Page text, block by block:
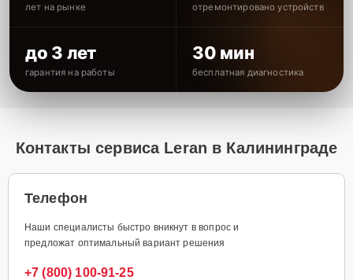
лет на рынке отремонтировано устройств
до 3 лет
гарантия на работы
30 мин
бесплатная диагностика
Контакты сервиса Leran в Калининграде
Телефон
Наши специалисты быстро вникнут в вопрос и
предложат оптимальный вариант решения
+7 (800) 100-91-25